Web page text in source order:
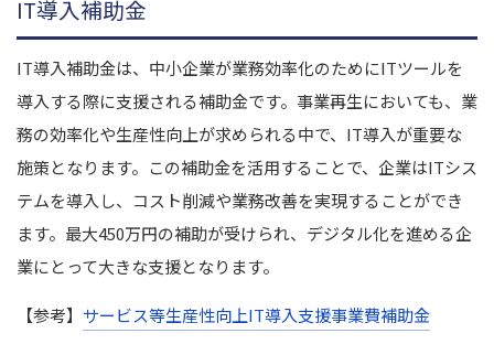
IT導入補助金
IT導入補助金は、中小企業が業務効率化のためにITツールを
導入する際に支援される補助金です。事業再生においても、業
務の効率化や生産性向上が求められる中で、IT導入が重要な
施策となります。この補助金を活用することで、企業はITシス
テムを導入し、コスト削減や業務改善を実現することができ
ます。最大450万円の補助が受けられ、デジタル化を進める企
業にとって大きな支援となります。
【参考】 サービス等生産性向上IT導入支援事業費補助金